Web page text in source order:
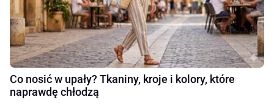
Co nosić w upały? Tkaniny, kroje i kolory, które
naprawdę chłodzą